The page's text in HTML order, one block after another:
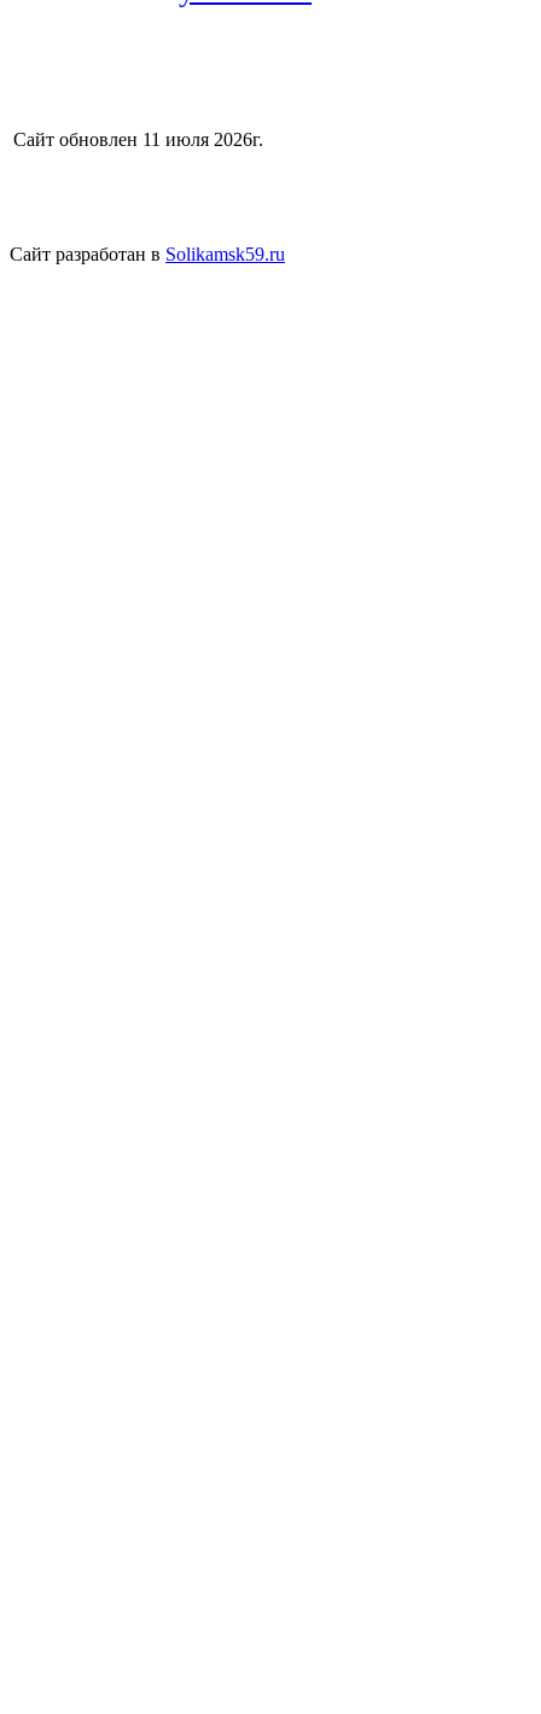
Сайт обновлен 11 июля 2026г.
Сайт разработан в Solikamsk59.ru